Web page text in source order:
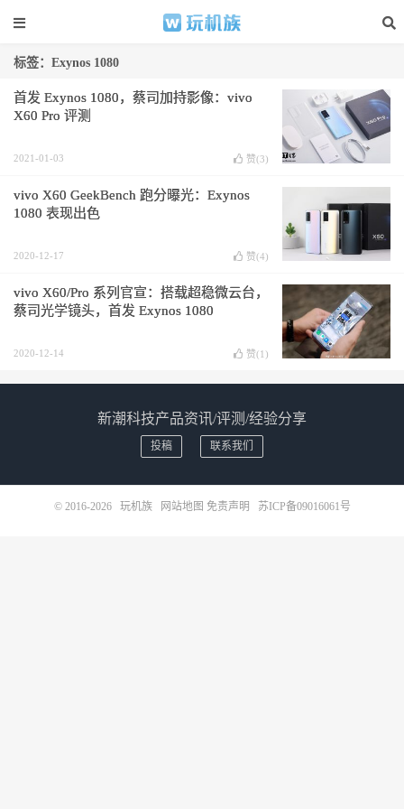
标签：Exynos 1080
首发 Exynos 1080，蔡司加持影像：vivo
X60 Pro 评测
2021-01-03 赞(3)
vivo X60 GeekBench 跑分曝光：Exynos
1080 表现出色
2020-12-17 赞(4)
vivo X60/Pro 系列官宣：搭载超稳微云台，
蔡司光学镜头，首发 Exynos 1080
2020-12-14 赞(1 )
新潮科技产品资讯/评测/经验分享
投稿 联系我们
© 2016-2026 玩机族 网站地图 免责声明 苏ICP备09016061号